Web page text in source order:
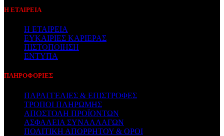
Η ΕΤΑΙΡΕΙΑ
Η ΕΤΑΙΡΕΙΑ
ΕΥΚΑΙΡΙΕΣ ΚΑΡΙΕΡΑΣ
ΠΙΣΤΟΠΟΙΗΣΗ
ΕΝΤΥΠΑ
ΠΛΗΡΟΦΟΡΙΕΣ
ΠΑΡΑΓΓΕΛΙΕΣ & ΕΠΙΣΤΡΟΦΕΣ
ΤΡΟΠΟΙ ΠΛΗΡΩΜΗΣ
ΑΠΟΣΤΟΛΗ ΠΡΟΪΟΝΤΩΝ
ΑΣΦΑΛΕΙΑ ΣΥΝΑΛΛΑΓΩΝ
ΠΟΛΙΤΙΚΗ ΑΠΟΡΡΗΤΟΥ & ΟΡΟΙ